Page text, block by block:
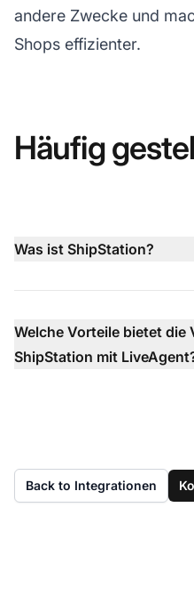
andere Zwecke und
Shops effizienter.
Häufig
Was ist ShipStation?
Welche Vorteile bietet die
ShipStation mit
Back to Integrationen